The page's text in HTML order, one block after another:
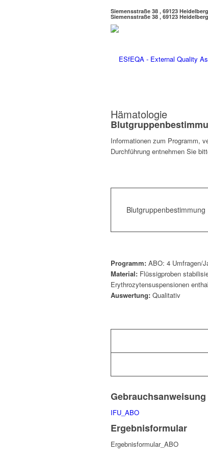
Siemensstraße 38 , 69123 Heidelberg
Siemensstraße 38 , 69123
Hämatologie
Informationen zum Programm,
Durchführung entnehmen Sie
Blutgruppenbestimmung
Programm: ABO: 4 Umfragen/
Material: Flüssigproben
Erythrozytensuspensionen
Auswertung: Qualitativ
Gebrauchsanweisung
IFU_ABO
Ergebnisformular
Ergebnisformular_ABO